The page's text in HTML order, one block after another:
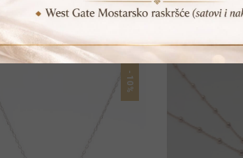
-10%